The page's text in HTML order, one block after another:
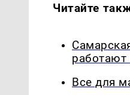
Читайте
работают
Все для